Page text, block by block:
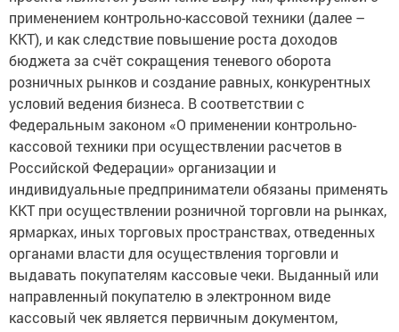
применением контрольно-кассовой техники (далее –
ККТ), и как следствие повышение роста доходов
бюджета за счёт сокращения теневого оборота
розничных рынков и создание равных, конкурентных
условий ведения бизнеса. В соответствии с
Федеральным законом «О применении контрольно-
кассовой техники при осуществлении расчетов в
Российской Федерации» организации и
индивидуальные предприниматели обязаны применять
ККТ при осуществлении розничной торговли на рынках,
ярмарках, иных торговых пространствах, отведенных
органами власти для осуществления торговли и
выдавать покупателям кассовые чеки. Выданный или
направленный покупателю в электронном виде
кассовый чек является первичным документом,